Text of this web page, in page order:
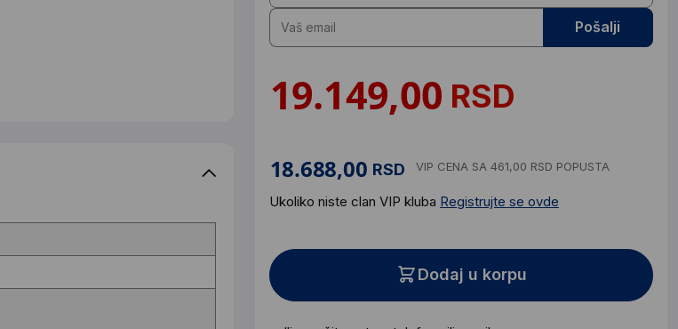
Pošalji
RSD
RSD VIP CENA SA 461,00 RSD POPUSTA
Ukoliko niste clan VIP kluba Registrujte se ovde
Dodaj u korpu